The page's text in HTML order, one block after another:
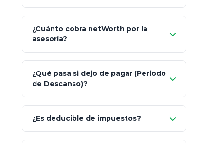
GNP (Proyecta)
¿Cuánto cobra netWorth por la
asesoría?
¿Qué pasa si dejo de pagar (Periodo
de Descanso)?
¿Es deducible de impuestos?